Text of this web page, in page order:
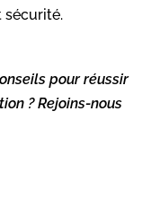
sécurité.
pour réussir
? Rejoins-nous